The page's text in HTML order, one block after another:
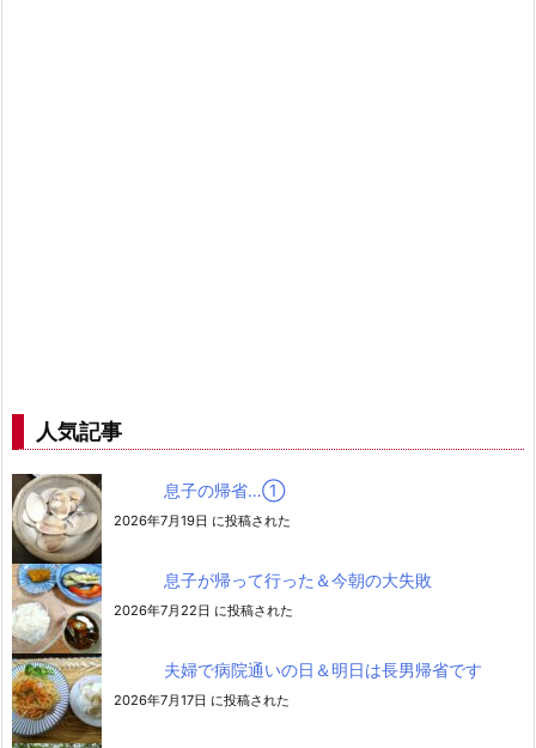
人気記事
息子の帰省…➀
2026年7月19日 に投稿された
息子が帰って行った＆今朝の大失敗
2026年7月22日 に投稿された
夫婦で病院通いの日＆明日は長男帰省です
2026年7月17日 に投稿された